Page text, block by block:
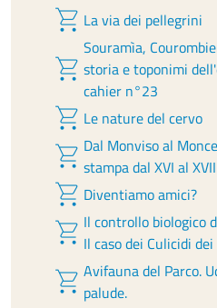
shopping_cart La via dei pellegrini
shopping_cart
Souramìa,
storia e toponimi
cahier n°23
shopping_cart Le nature del cervo
shopping_cart Dal Monviso al
stampa dal XVI al
shopping_cart Diventiamo amici?
shopping_cart Il controllo biologico
Il caso dei Culicidi
shopping_cart Avifauna del Parco.
palude.